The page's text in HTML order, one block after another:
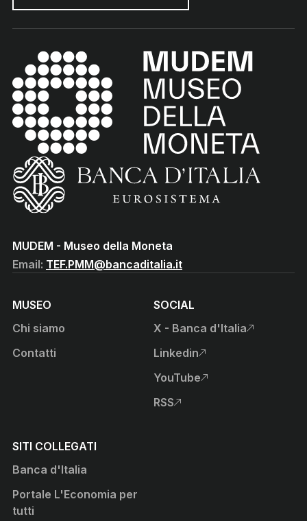
MUDEM - Museo della Moneta
(torna all'home page)
MUDEM - Museo della Moneta
Email: TEF.PMM@bancaditalia.it
MUSEO
Chi siamo
Contatti
SOCIAL
X - Banca d'Italia
, apre sito esterno in nuova
Linkedin
, apre sito esterno in nuova
YouTube
, apre sito esterno in nuova
RSS
, apre sito esterno in nuova
SITI COLLEGATI
Banca d'Italia
Portale L'Economia per
tutti